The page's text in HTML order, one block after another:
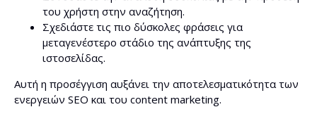
του χρήστη στην αναζήτηση.
Σχεδιάστε τις πιο δύσκολες φράσεις για
μεταγενέστερο στάδιο της ανάπτυξης της
ιστοσελίδας.
Αυτή η προσέγγιση αυξάνει την αποτελεσματικότητα των
ενεργειών SEO και του content marketing.